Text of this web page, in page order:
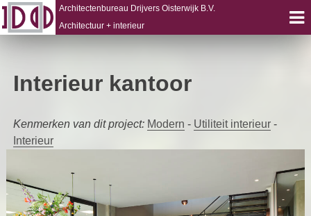
content
Architectenbureau Drijvers Oisterwijk B.V.
Architectuur + interieur
Interieur kantoor
Kenmerken van dit project: Modern - Utiliteit interieur-
Interieur